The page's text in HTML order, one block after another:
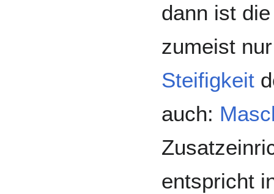
dann ist
zumeist
Steifigkeit
auch:
entspricht